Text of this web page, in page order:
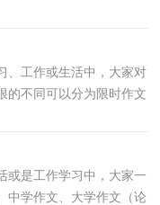
展的、具...
、工作或生活中，大家对
的不同可以分为限时作文
的作文...
或是工作学习中，大家一
中学作文、大学作文（论